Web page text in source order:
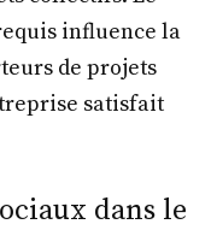
influence la
de projets
satisfait
dans le